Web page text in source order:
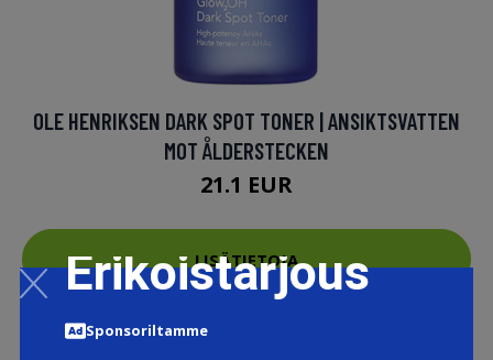
OLE HENRIKSEN DARK SPOT TONER | ANSIKTSVATTEN
MOT ÅLDERSTECKEN
21.1 EUR
LISÄTIETOJA
Erikoistarjous
Sponsoriltamme